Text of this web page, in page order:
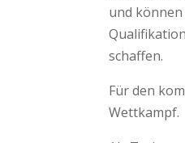
und
schaffen.
Für den
Wettkampf.